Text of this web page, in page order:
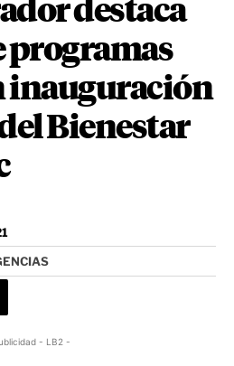
destaca
programas
inauguración
Bienestar
- LB2 -